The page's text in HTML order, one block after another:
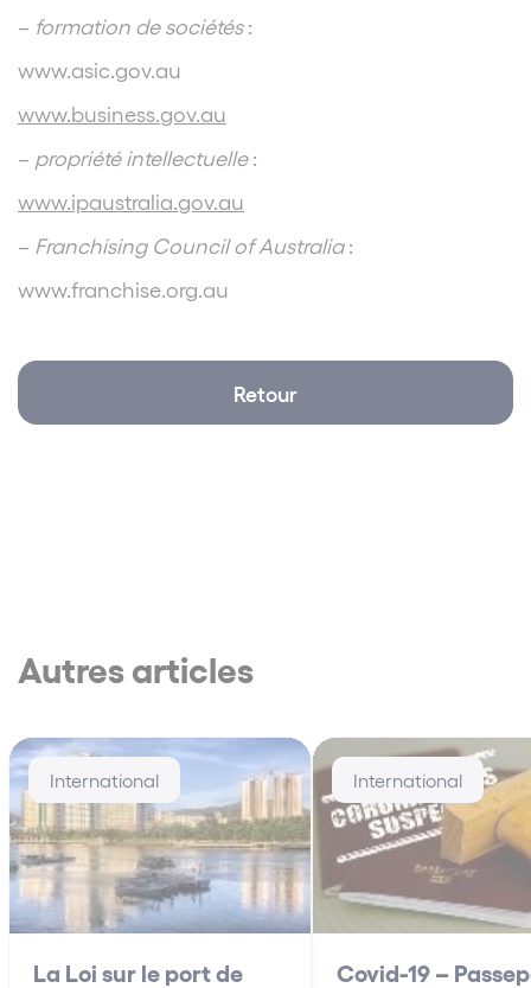
– formation de sociétés:
www.asic.gov.au
www.business.gov.au
– propriété intellectuelle:
www.ipaustralia.gov.au
– Franchising Council of Australia:
www.franchise.org.au
Retour
Autres articles
International
La Loi sur le port de
International
Covid-19 –